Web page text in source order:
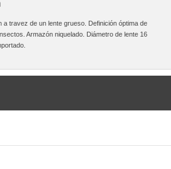
a travez de un lente grueso. Definición óptima de
Armazón niquelado. Diámetro de lente 16